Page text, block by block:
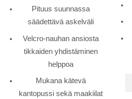
Pituus suunnassa
säädettävä askelväli
Velcro-nauhan ansiosta
tikkaiden yhdistäminen
helppoa
Mukana kätevä
kantopussi sekä maakiilat